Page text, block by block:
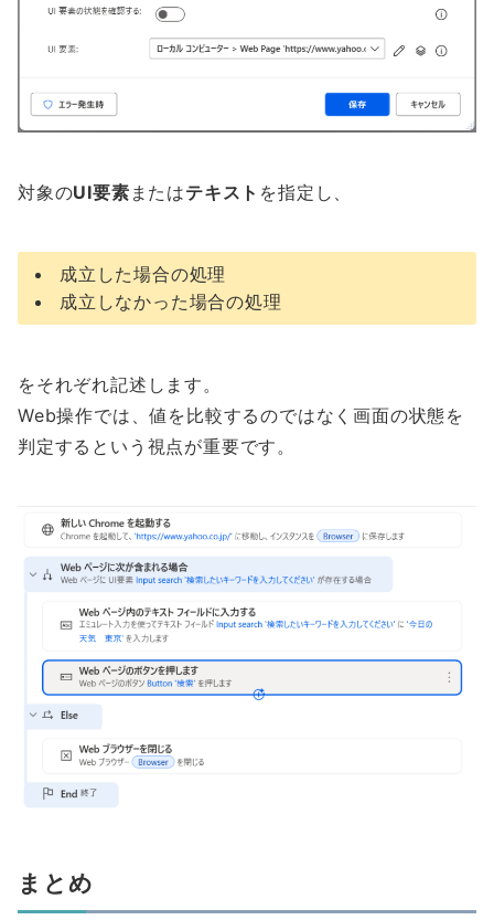
対象のUI要素 またはテキスト を指定し、
成立した場合の処理
成立しなかった場合の処理
をそれぞれ記述します。
Web操作では、値を比較するのではなく画面の状態を
判定するという視点が重要です。
まとめ